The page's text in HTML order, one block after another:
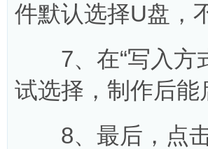
件默认选择U盘，
7、在“写入方式
试选择，制作后能
8、最后，点击“